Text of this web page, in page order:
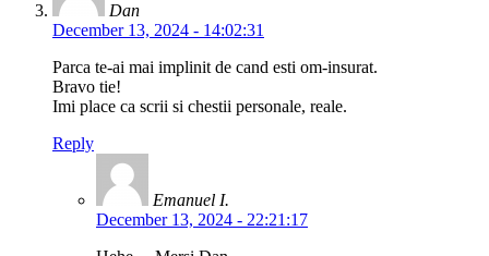
Dan
December 13, 2024 - 14:02:31
Parca te-ai mai implinit de cand esti om-insurat.
Bravo tie!
Imi place ca scrii si chestii personale, reale.
Reply
Emanuel I.
December 13, 2024 - 22:21:17